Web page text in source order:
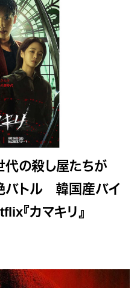
の殺し屋たちが
バトル 韓国産バイ
『カマキリ』